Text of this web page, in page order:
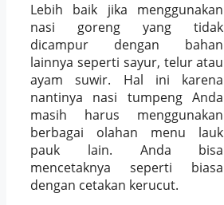
Lebih baik jika menggunakan
nasi goreng yang tidak
dicampur dengan bahan
lainnya seperti sayur, telur atau
ayam suwir. Hal ini karena
nantinya nasi tumpeng Anda
masih harus menggunakan
berbagai olahan menu lauk
pauk lain. Anda bisa
mencetaknya seperti biasa
dengan cetakan kerucut.